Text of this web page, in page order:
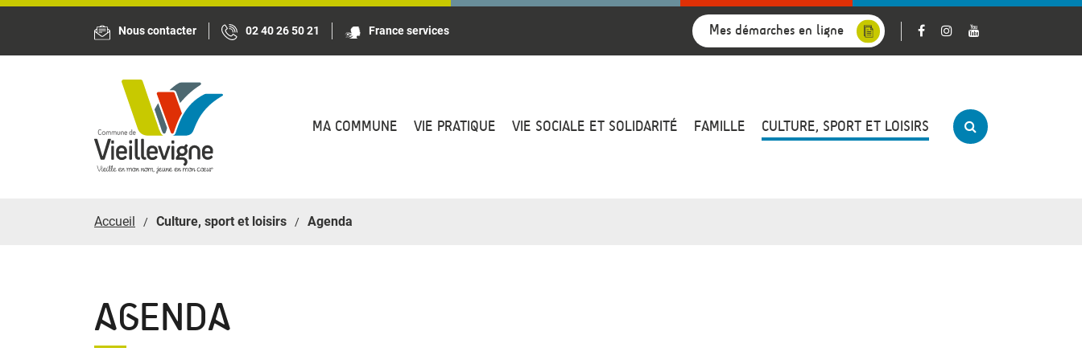
Nous contacter 02 40 26 50 21 France services Mes démarches en ligne
MA COMMUNE VIE PRATIQUE VIE SOCIALE ET SOLIDARITÉ FAMILLE CULTURE, SPORT ET LOISIRS
Accueil Culture, sport et loisirs Agenda
AGENDA
Panneau de gestion des cookies